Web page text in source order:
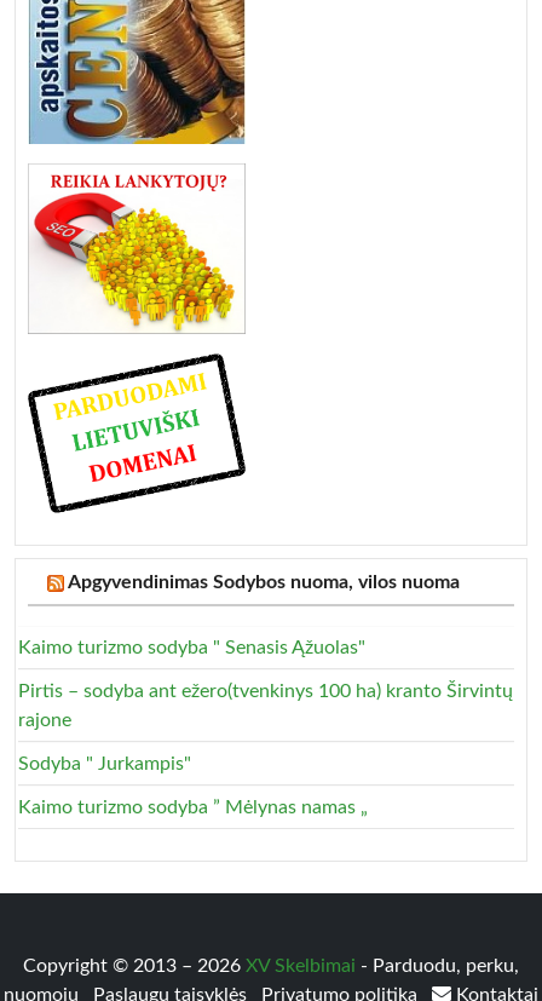
Apgyvendinimas Sodybos nuoma, vilos nuoma
Kaimo turizmo sodyba " Senasis Ąžuolas"
Pirtis – sodyba ant ežero(tvenkinys 100 ha) kranto Širvintų
rajone
Sodyba " Jurkampis"
Kaimo turizmo sodyba ” Mėlynas namas „
Copyright © 2013 – 2026 XV Skelbimai - Parduodu, perku,
nuomoju
Paslaugų taisyklės Privatumo politika Kontaktai